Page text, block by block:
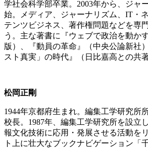
学社会科学部卒業。2003年から、ジャ
始。メディア、ジャーナリズム、IT・
テンツビジネス、著作権問題などを専
う。主な著書に『ウェブで政治を動か
版）、『動員の革命』（中央公論新社
スト真実」の時代』（日比嘉高との共
松岡正剛
1944年京都府生まれ。編集工学研究所
校長。1987年、編集工学研究所を設立
報文化技術に応用・発展させる活動を
ト上に壮大なブックナビゲーション「